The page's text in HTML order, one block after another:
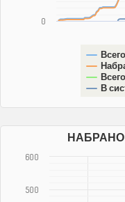
0
Всего
В
500
600